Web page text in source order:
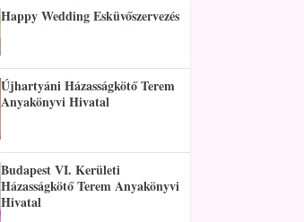
Happy Wedding Esküvőszervezés
Újhartyáni Házasságkötő Terem
Anyakönyvi Hivatal
Budapest VI. Kerületi
Házasságkötő Terem Anyakönyvi
Hivatal